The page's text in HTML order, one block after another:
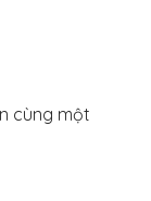
cùng một